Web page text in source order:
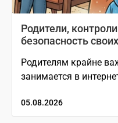
Родители,
безопасность
Родителям крайне
занимается в
05.08.2026